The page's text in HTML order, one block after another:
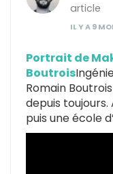
article
IL Y A 9
Portrait de
Boutrois
Romain
depuis
puis une école